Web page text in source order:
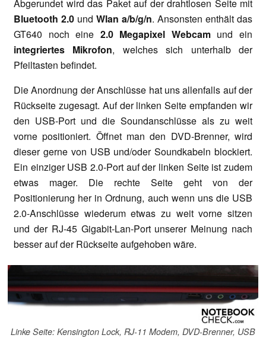
Abgerundet wird das Paket auf der drahtlosen Seite mit
Bluetooth 2.0 und Wlan a/b/g/n. Ansonsten enthält das
GT640 noch eine 2.0 Megapixel Webcamund ein
integriertes Mikrofon, welches sich unterhalb der
Pfeiltasten befindet.
Die Anordnung der Anschlüsse hat uns allenfalls auf der
Rückseite zugesagt. Auf der linken Seite empfanden wir
den USB-Port und die Soundanschlüsse als zu weit
vorne positioniert. Öffnet man den DVD-Brenner, wird
dieser gerne von USB und/oder Soundkabeln blockiert.
Ein einziger USB 2.0-Port auf der linken Seite ist zudem
etwas mager. Die rechte Seite geht von der
Positionierung her in Ordnung, auch wenn uns die USB
2.0-Anschlüsse wiederum etwas zu weit vorne sitzen
und der RJ-45 Gigabit-Lan-Port unserer Meinung nach
besser auf der Rückseite aufgehoben wäre.
Linke Seite: Kensington Lock, RJ-11 Modem, DVD-Brenner, USB